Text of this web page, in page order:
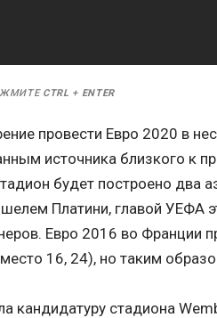
CTRL + ENTER
провести Евро 2020 в
источника близкого к
будет построено два
Платини, главой УЕФА
Евро 2016 во Франции
16, 24), но таким
кандидатуру стадиона